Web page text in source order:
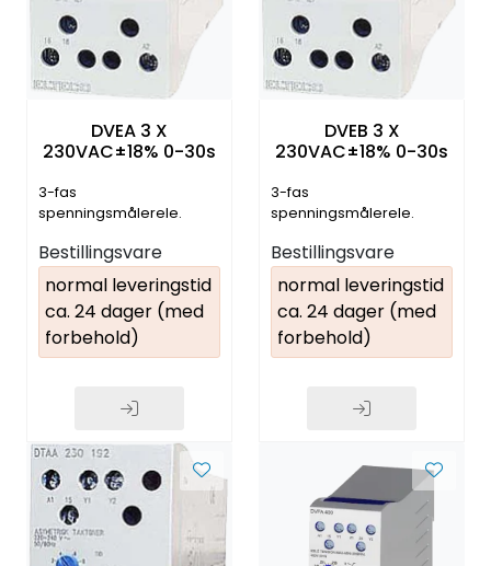
DVEA 3 X
230VAC±18% 0-30s
3-fas
spenningsmålerele.
underspenning
Bestillingsvare
normal leveringstid
ca. 24 dager (med
forbehold)
DVEB 3 X
230VAC±18% 0-30s
3-fas
spenningsmålerele.
underspenning
Bestillingsvare
normal leveringstid
ca. 24 dager (med
forbehold)